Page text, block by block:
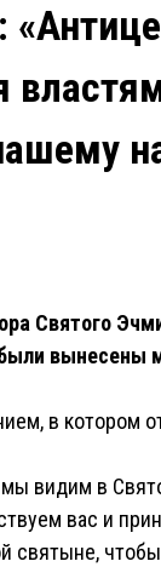
Святого
были
в котором
видим в
вас и
святыне,